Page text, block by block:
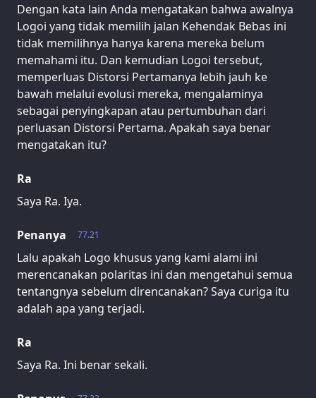
Dengan kata lain Anda mengatakan bahwa awalnya
Logoi yang tidak memilih jalan Kehendak Bebas ini
tidak memilihnya hanya karena mereka belum
memahami itu. Dan kemudian Logoi tersebut,
memperluas Distorsi Pertamanya lebih jauh ke
bawah melalui evolusi mereka, mengalaminya
sebagai penyingkapan atau pertumbuhan dari
perluasan Distorsi Pertama. Apakah saya benar
mengatakan itu?
Ra
Saya Ra. Iya.
77.21
Penanya
Lalu apakah Logo khusus yang kami alami ini
merencanakan polaritas ini dan mengetahui semua
tentangnya sebelum direncanakan? Saya curiga itu
adalah apa yang terjadi.
Ra
Saya Ra. Ini benar sekali.